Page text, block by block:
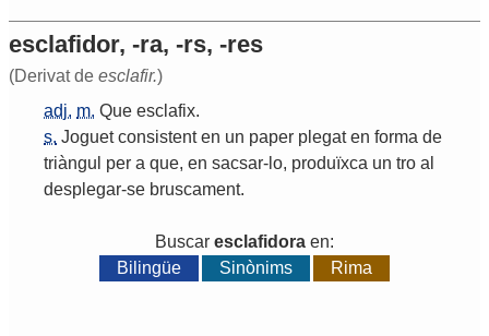
esclafidor, -ra, -rs, -res
(Derivat de esclafir.)
adj. m. Que esclafix.
s. Joguet consistent en un paper plegat en forma de
triàngul per a que, en sacsar- lo, produïxca un tro al
desplegar-se bruscament.
Buscar esclafidora en:
Bilingüe
Sinònims Rima